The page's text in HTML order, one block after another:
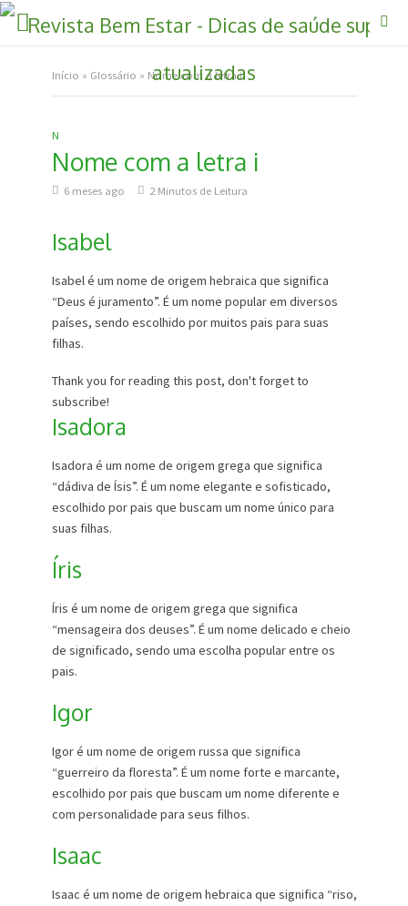
Início » Glossário » Nome com a letra i
N
Nome com a letra i
6 meses ago 2 Minutos de Leitura
Isabel
Isabel é um nome de origem hebraica que significa
“Deus é juramento”. É um nome popular em diversos
países, sendo escolhido por muitos pais para suas
filhas.
Thank you for reading this post, don't forget to
subscribe!
Isadora
Isadora é um nome de origem grega que significa
“dádiva de Ísis”. É um nome elegante e sofisticado,
escolhido por pais que buscam um nome único para
suas filhas.
Íris
Íris é um nome de origem grega que significa
“mensageira dos deuses”. É um nome delicado e cheio
de significado, sendo uma escolha popular entre os
pais.
Igor
Igor é um nome de origem russa que significa
“guerreiro da floresta”. É um nome forte e marcante,
escolhido por pais que buscam um nome diferente e
com personalidade para seus filhos.
Isaac
Isaac é um nome de origem hebraica que significa “riso,